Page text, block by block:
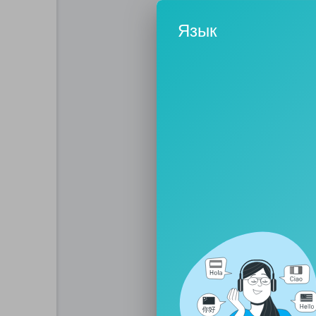
Израиле - это
был не
генетически
сегодня
в Европу,
ПОЛУЧАЕТСЯ,
страны
арабы - это ТО,
истинных
Боюсь что в
страны
Язык